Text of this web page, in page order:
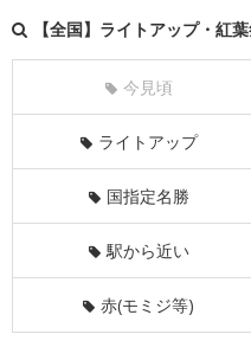
【全国】ライトアップ・紅
今見頃
ライトアップ
国指定名勝
駅から近い
赤(モミジ等)